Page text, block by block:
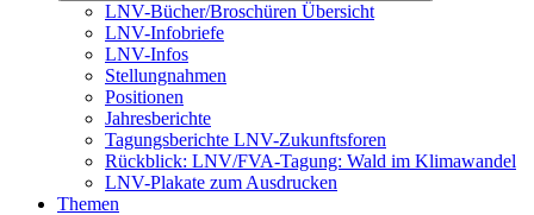
LNV-Bücher/Broschüren Übersicht
LNV-Infobriefe
LNV-Infos
Stellungnahmen
Positionen
Jahresberichte
Tagungsberichte LNV-Zukunftsforen
Rückblick: LNV/FVA-Tagung: Wald im Klimawandel
LNV-Plakate zum Ausdrucken
Themen